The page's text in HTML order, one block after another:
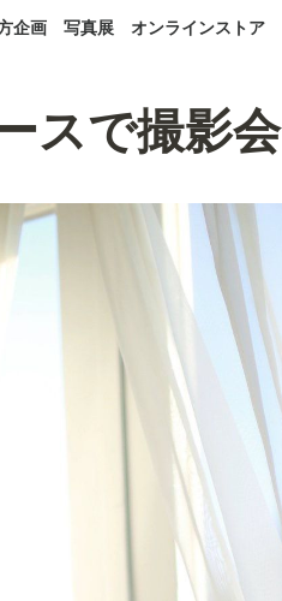
企画 写真展 オンラインストア
スで撮影会